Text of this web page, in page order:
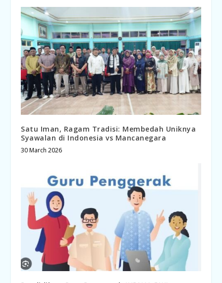
Satu Iman, Ragam Tradisi: Membedah Uniknya
Syawalan di Indonesia vs Mancanegara
30 March 2026